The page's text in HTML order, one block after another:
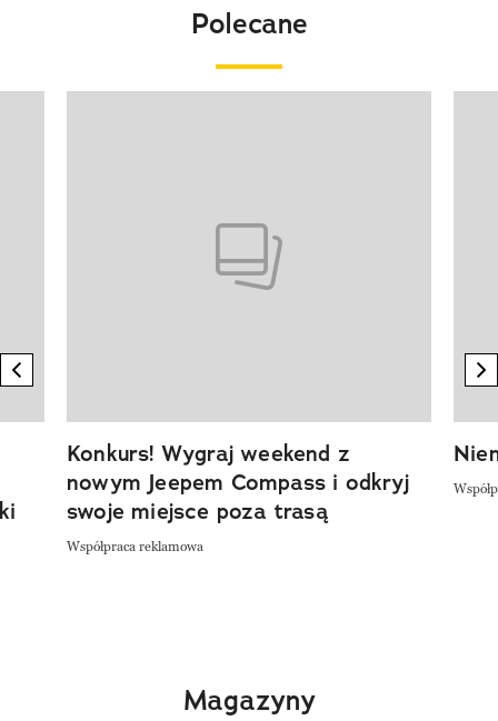
Polecane
previous element
Konkurs! Wygraj weekend z
nowym Jeepem Compass i odkryj
swoje miejsce poza trasą
Współpraca reklamowa
Magazyny